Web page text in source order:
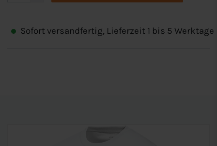
Sofort versandfertig, Lieferzeit 1 bis 5 Werktage